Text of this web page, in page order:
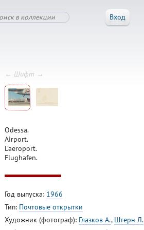
Вход
← Шифт →
Odessa.
Airport.
L’aeroport.
Flughafen.
Год выпуска: 1966
Тип: Почтовые открытки
Художник (фотограф): Глазков А., Штерн Л.